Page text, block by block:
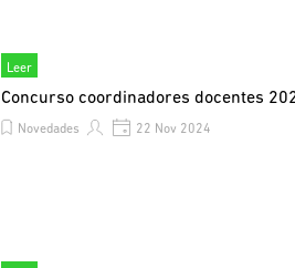
Leer
Concurso coordinadores docentes
Novedades 22 Nov 2024